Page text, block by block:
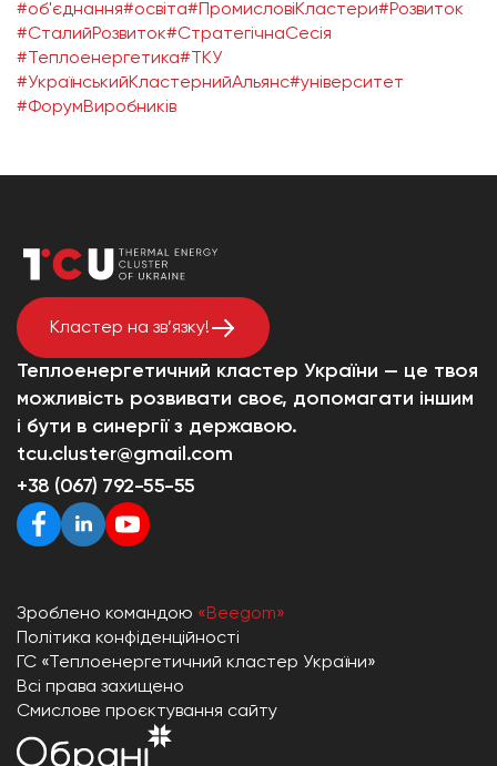
#об'єднання#освіта#ПромисловіКластери#Розвиток
#СталийРозвиток#СтратегічнаСесія
#Теплоенергетика#ТКУ
#УкраїнськийКластернийАльянс#університет
#ФорумВиробників
Кластер на зв’язку!
Теплоенергетичний кластер України — це твоя
можливість розвивати своє, допомагати іншим
і бути в синергії з державою.
tcu.cluster@gmail.com
+38 (067) 792-55-55
Зроблено командою «Beegom»
Політика конфіденційності
ГС «Теплоенергетичний кластер України»
Всі права захищено
Смислове проєктування сайту